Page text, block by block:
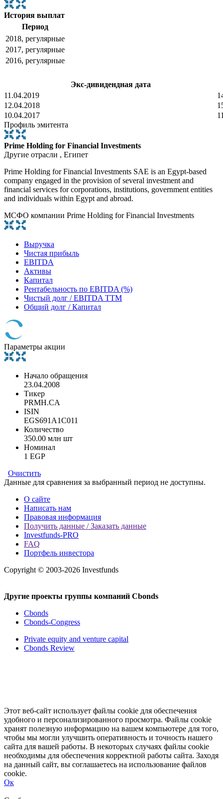
История выплат
Период
2018, регулярные
2017, регулярные
2016, регулярные
Экс-дивидендная дата
11.04.2019
12.04.2018
10.04.2017
Профиль эмитента
Prime Holding for Financial Investments
Другие отрасли , Египет
Prime Holding for Financial Investments SAE is an Egypt-based
company engaged in the provision of several investment and
financial services for corporations, institutions, government entities
and individuals within Egypt and abroad.
МСФО компании Prime Holding for Financial Investments
Выручка
Чистая прибыль
EBITDA
Активы
Капитал
Рентабельность по EBITDA (%)
Чистый долг / EBITDA TTM
Общий долг / Капитал
Параметры акции
Начало обращения
23.04.2008
Тикер
PRMH.CA
ISIN
EGS691A1C011
Количество
350.00 млн шт
Номинал
1 EGP
Очистить
Данные для сравнения за выбранный период не доступны.
О сайте
Написать нам
Правовая информация
Получить данные / Заказать данные
Investfunds-PRO
FAQ
Портфель инвестора
Copyright © 2003-2026 Investfunds
Другие проекты группы компаний Cbonds
Cbonds
Cbonds-Congress
Private equity and venture capital
Cbonds Review
Этот веб-сайт использует файлы cookie для обеспечения
удобного и персонализированного просмотра. Файлы cookie
хранят полезную информацию на вашем компьютере для того,
чтобы мы могли улучшить оперативность и точность нашего
сайта для вашей работы. В некоторых случаях файлы cookie
необходимы для обеспечения корректной работы сайта. Заходя
на данный сайт, вы соглашаетесь на использование файлов
cookie.
Ок